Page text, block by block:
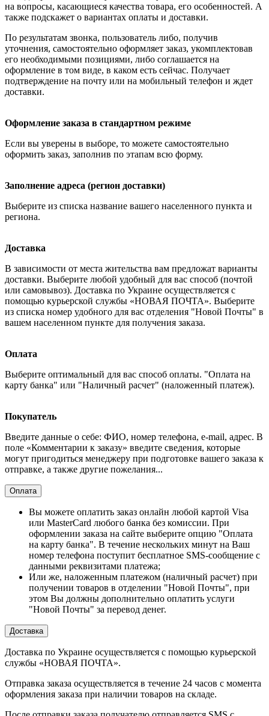
на вопросы, касающиеся качества товара, его особенностей. А
также подскажет о вариантах оплаты и доставки.
По результатам звонка, пользователь либо, получив
уточнения, самостоятельно оформляет заказ, укомплектовав
его необходимыми позициями, либо соглашается на
оформление в том виде, в каком есть сейчас. Получает
подтверждение на почту или на мобильный телефон и ждет
доставки.
Оформление заказа в стандартном режиме
Если вы уверены в выборе, то можете самостоятельно
оформить заказ, заполнив по этапам всю форму.
Заполнение адреса (регион доставки)
Выберите из списка название вашего населенного пункта и
региона.
Доставка
В зависимости от места жительства вам предложат варианты
доставки. Выберите любой удобный для вас способ (почтой
или самовывоз). Доставка по Украине осуществляется с
помощью курьерской службы «НОВАЯ ПОЧТА». Выберите
из списка номер удобного для вас отделения "Новой Почты" в
вашем населенном пункте для получения заказа.
Оплата
Выберите оптимальный для вас способ оплаты. "Оплата на
карту банка" или "Наличный расчет" (наложенный платеж).
Покупатель
Введите данные о себе: ФИО, номер телефона, e-mail, адрес. В
поле «Комментарии к заказу» введите сведения, которые
могут пригодиться менеджеру при подготовке вашего заказа к
отправке, а также другие пожелания...
Оплата
Вы можете оплатить заказ онлайн любой картой Visa
или MasterCard любого банка без комиссии. При
оформлении заказа на сайте выберите опцию "Оплата
на карту банка". В течение нескольких минут на Ваш
номер телефона поступит бесплатное SMS-сообщение с
данными реквизитами платежа;
Или же, наложенным платежом (наличный расчет) при
получении товаров в отделении "Новой Почты", при
этом Вы должны дополнительно оплатить услуги
"Новой Почты" за перевод денег.
Доставка
Доставка по Украине осуществляется с помощью курьерской
службы «НОВАЯ ПОЧТА».
Отправка заказа осуществляется в течение 24 часов с момента
оформления заказа при наличии товаров на складе.